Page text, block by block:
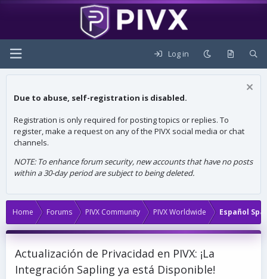
Log in
Due to abuse, self-registration is disabled.
Registration is only required for posting topics or replies. To
register, make a request on any of the PIVX social media or chat
channels.
NOTE: To enhance forum security, new accounts that have no posts
within a 30-day period are subject to being deleted.
Home Forums PIVX Community PIVX Worldwide Español
Actualización de Privacidad en PIVX: ¡La
Integración Sapling ya está Disponible!